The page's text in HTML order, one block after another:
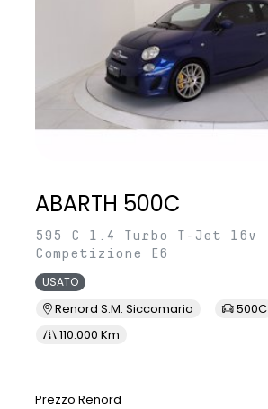
ABARTH 500C
595 C 1.4 Turbo T-Jet 16v
Competizione E6
USATO
Renord S.M. Siccomario 500C
110.000 Km
Prezzo Renord